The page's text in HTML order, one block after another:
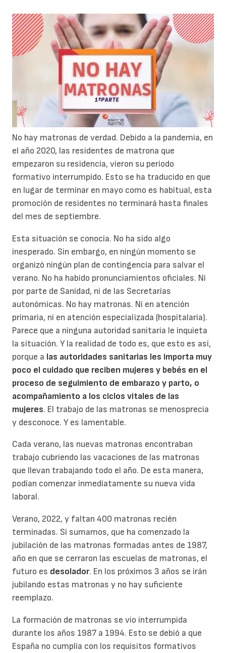
No hay matronas de verdad. Debido a la pandemia, en
el año 2020, las residentes de matrona que
empezaron su residencia, vieron su periodo
formativo interrumpido. Esto se ha traducido en que
en lugar de terminar en mayo como es habitual, esta
promoción de residentes no terminará hasta finales
del mes de septiembre.
Esta situación se conocía. No ha sido algo
inesperado. Sin embargo, en ningún momento se
organizó ningún plan de contingencia para salvar el
verano. No ha habido pronunciamientos oficiales. Ni
por parte de Sanidad, ni de las Secretarías
autonómicas. No hay matronas. Ni en atención
primaria, ni en atención especializada (hospitalaria).
Parece que a ninguna autoridad sanitaria le inquieta
la situación. Y la realidad de todo es, que esto es así,
porque a las autoridades sanitarias les importa muy
poco el cuidado que reciben mujeres y bebés en el
proceso de seguimiento de embarazo y parto, o
acompañamiento a los ciclos vitales de las
mujeres. El trabajo de las matronas se menosprecia
y desconoce. Y es lamentable.
Cada verano, las nuevas matronas encontraban
trabajo cubriendo las vacaciones de las matronas
que llevan trabajando todo el año. De esta manera,
podían comenzar inmediatamente su nueva vida
laboral.
Verano, 2022, y faltan 400 matronas recién
terminadas. Si sumamos, que ha comenzado la
jubilación de las matronas formadas antes de 1987,
año en que se cerraron las escuelas de matronas, el
futuro es desolador. En los próximos 3 años se irán
jubilando estas matronas y no hay suficiente
reemplazo.
La formación de matronas se vio interrumpida
durante los años 1987 a 1994. Esto se debió a que
España no cumplía con los requisitos formativos